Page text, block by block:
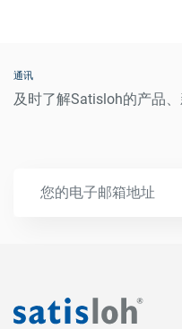
通讯
及时了解Satisloh的产品